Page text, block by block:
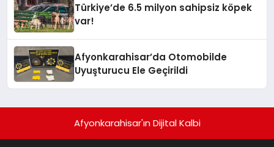
Türkiye’de 6.5 milyon sahipsiz köpek
var!
Afyonkarahisar’da Otomobilde
Uyuşturucu Ele Geçirildi
Afyonkarahisar'ın Dijital Kalbi